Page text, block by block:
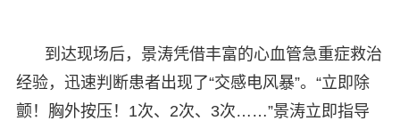
到达现场后，景涛凭借丰富的心血管急重症救治
经验，迅速判断患者出现了“交感电风暴”。“立即除
颤！胸外按压！1次、2次、3次……”景涛立即指导